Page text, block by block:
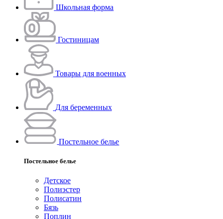
Школьная форма
Гостиницам
Товары для военных
Для беременных
Постельное белье
Постельное белье
Детское
Полиэстeр
Полисатин
Бязь
Поплин